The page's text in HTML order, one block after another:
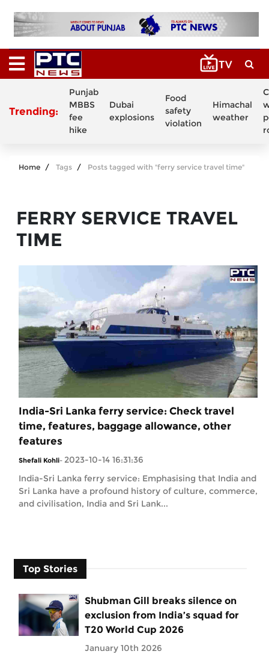
Trending:
Punjab
MBBS
fee
hike
Dubai
explosions
Food
safety
violation
Himachal
weather
Home Tags Posts tagged with "ferry service travel time"
FERRY SERVICE TRAVEL
TIME
India-Sri Lanka ferry service: Check travel
time, features, baggage allowance, other
features
Shefali Kohli- 2023-10-14 16:31:36
India-Sri Lanka ferry service: Emphasising that India and
Sri Lanka have a profound history of culture, commerce,
and civilisation, India and Sri Lank...
Top Stories
Shubman Gill breaks silence on
exclusion from India’s squad for
T20 World Cup 2026
January 10th 2026